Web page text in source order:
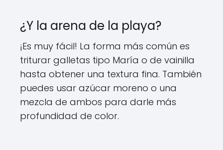
¿Y la arena de la playa?
¡Es muy fácil! La forma más común es
triturar galletas tipo María o de vainilla
hasta obtener una textura fina. También
puedes usar azúcar moreno o una
mezcla de ambos para darle más
profundidad de color.